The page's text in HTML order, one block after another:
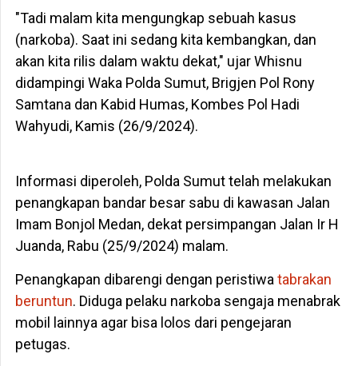
"Tadi malam kita mengungkap sebuah kasus
(narkoba). Saat ini sedang kita kembangkan, dan
akan kita rilis dalam waktu dekat," ujar Whisnu
didampingi Waka Polda Sumut, Brigjen Pol Rony
Samtana dan Kabid Humas, Kombes Pol Hadi
Wahyudi, Kamis (26/9/2024).
Informasi diperoleh, Polda Sumut telah melakukan
penangkapan bandar besar sabu di kawasan Jalan
Imam Bonjol Medan, dekat persimpangan Jalan Ir H
Juanda, Rabu (25/9/2024) malam.
Penangkapan dibarengi dengan peristiwa tabrakan
beruntun. Diduga pelaku narkoba sengaja menabrak
mobil lainnya agar bisa lolos dari pengejaran
petugas.